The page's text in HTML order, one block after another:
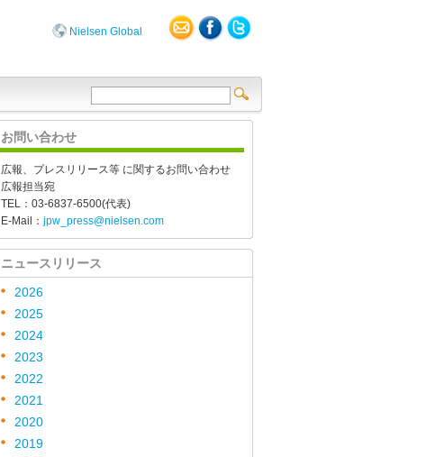
Nielsen Global
お問い合わせ
広報、プレスリリース等 に関するお問い合わせ
広報担当宛
TEL：03-6837-6500(代表)
E-Mail： jpw_press@nielsen.com
ニュースリリース
2026
2025
2024
2023
2022
2021
2020
2019